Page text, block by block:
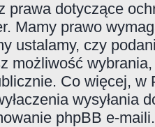
prawa dotyczące
Mamy prawo
ustalamy, czy
możliwość
Co więcej, w
phpBB e-maili.